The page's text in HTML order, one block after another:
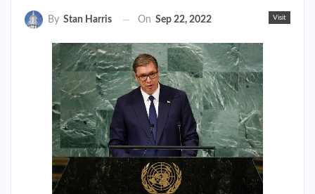
Visit
By Stan Harris On Sep 22, 2022